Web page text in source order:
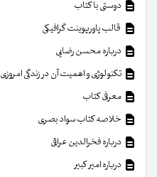
دوستی با کتاب
قالب پاورپوینت گرافیکی
درباره محسن رضایی
تکنولوژی و اهمیت آن در زندگی امروزی
معرفی کتاب
خلاصه کتاب سواد بصری
درباره فخرالدین عراقی
درباره امیر کبیر